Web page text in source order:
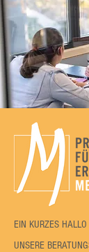
EIN KURZES HALLO
UNSERE